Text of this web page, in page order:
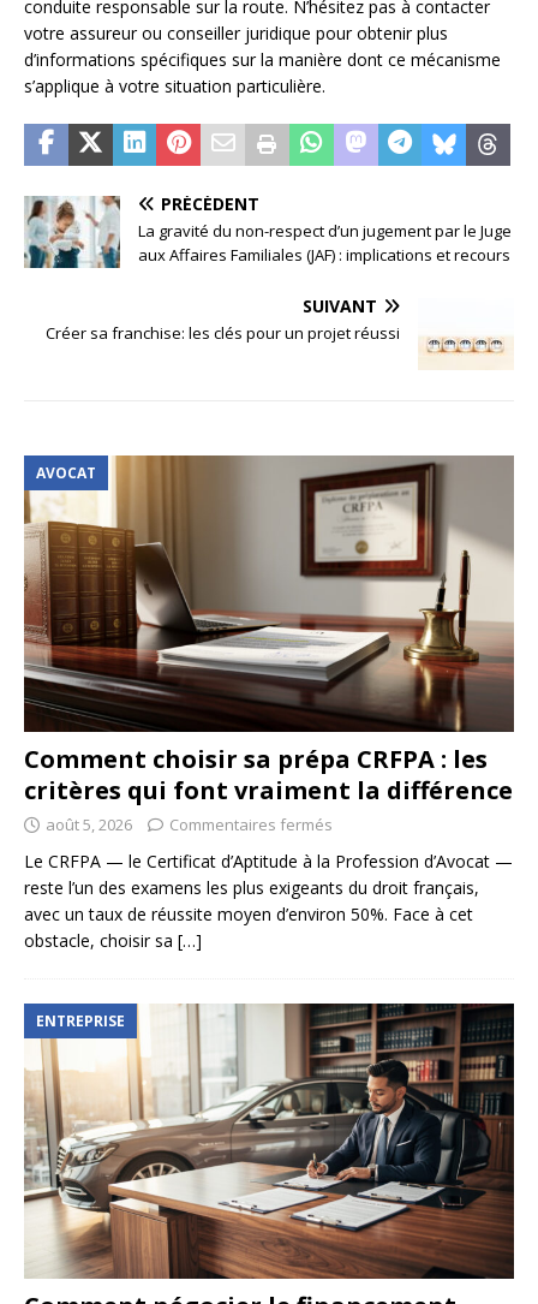
conduite responsable sur la route. N’hésitez pas à contacter
votre assureur ou conseiller juridique pour obtenir plus
d’informations spécifiques sur la manière dont ce mécanisme
s’applique à votre situation particulière.
PRÉCÉDENT
La gravité du non-respect d’un jugement par le Juge
aux Affaires Familiales (JAF) : implications et recours
SUIVANT
Créer sa franchise: les clés pour un projet réussi
AVOCAT
Comment choisir sa prépa CRFPA : les
critères qui font vraiment la différence
août 5, 2026 Commentaires fermés
Le CRFPA — le Certificat d’Aptitude à la Profession d’Avocat —
reste l’un des examens les plus exigeants du droit français,
avec un taux de réussite moyen d’environ 50%. Face à cet
obstacle, choisir sa […]
ENTREPRISE